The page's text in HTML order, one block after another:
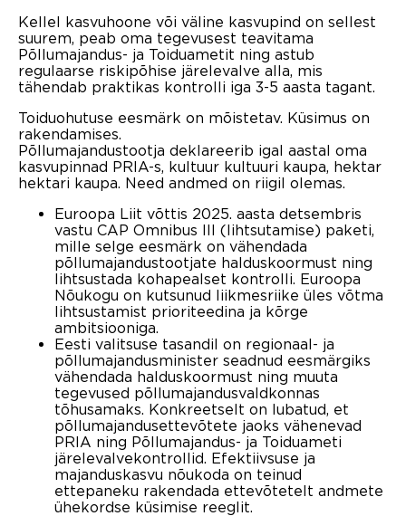
Kellel kasvuhoone või väline kasvupind on sellest
suurem, peab oma tegevusest teavitama
Põllumajandus- ja Toiduametit ning astub
regulaarse riskipõhise järelevalve alla, mis
tähendab praktikas kontrolli iga 3-5 aasta tagant.
Toiduohutuse eesmärk on mõistetav. Küsimus on
rakendamises.
Põllumajandustootja deklareerib igal aastal oma
kasvupinnad PRIA-s, kultuur kultuuri kaupa, hektar
hektari kaupa. Need andmed on riigil olemas.
Euroopa Liit võttis 2025. aasta detsembris
vastu CAP Omnibus III (lihtsutamise) paketi,
mille selge eesmärk on vähendada
põllumajandustootjate halduskoormust ning
lihtsustada kohapealset kontrolli. Euroopa
Nõukogu on kutsunud liikmesriike üles võtma
lihtsustamist prioriteedina ja kõrge
ambitsiooniga.
Eesti valitsuse tasandil on regionaal- ja
põllumajandusminister seadnud eesmärgiks
vähendada halduskoormust ning muuta
tegevused põllumajandusvaldkonnas
tõhusamaks. Konkreetselt on lubatud, et
põllumajandusettevõtete jaoks vähenevad
PRIA ning Põllumajandus- ja Toiduameti
järelevalvekontrollid. Efektiivsuse ja
majanduskasvu nõukoda on teinud
ettepaneku rakendada ettevõtetelt andmete
ühekordse küsimise reeglit.